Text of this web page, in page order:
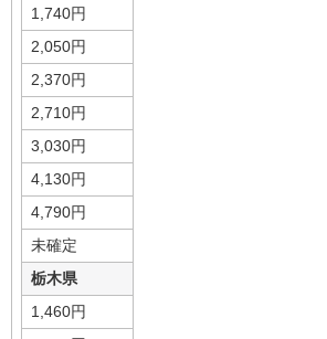
1,740円
2,050円
2,370円
2,710円
3,030円
4,130円
4,790円
未確定
栃木県
1,460円